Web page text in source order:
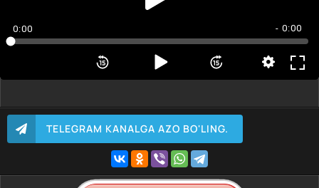
0:00 - 0:00
TELEGRAM KANALGA AZO BO'LING.